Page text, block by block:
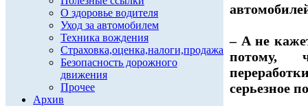
О здоровье водителя
Уход за автомобилем
Техника вождения
Страховка,оценка,налоги,продажа
Безопасность дорожного
движения
Прочее
Архив
– А не
потому,
серьезное